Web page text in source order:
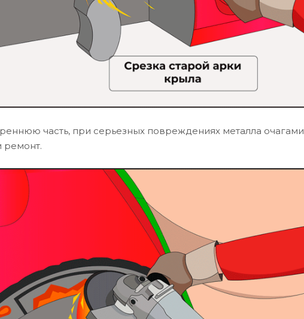
часть, при серьезных повреждениях металла очагами
ремонт.